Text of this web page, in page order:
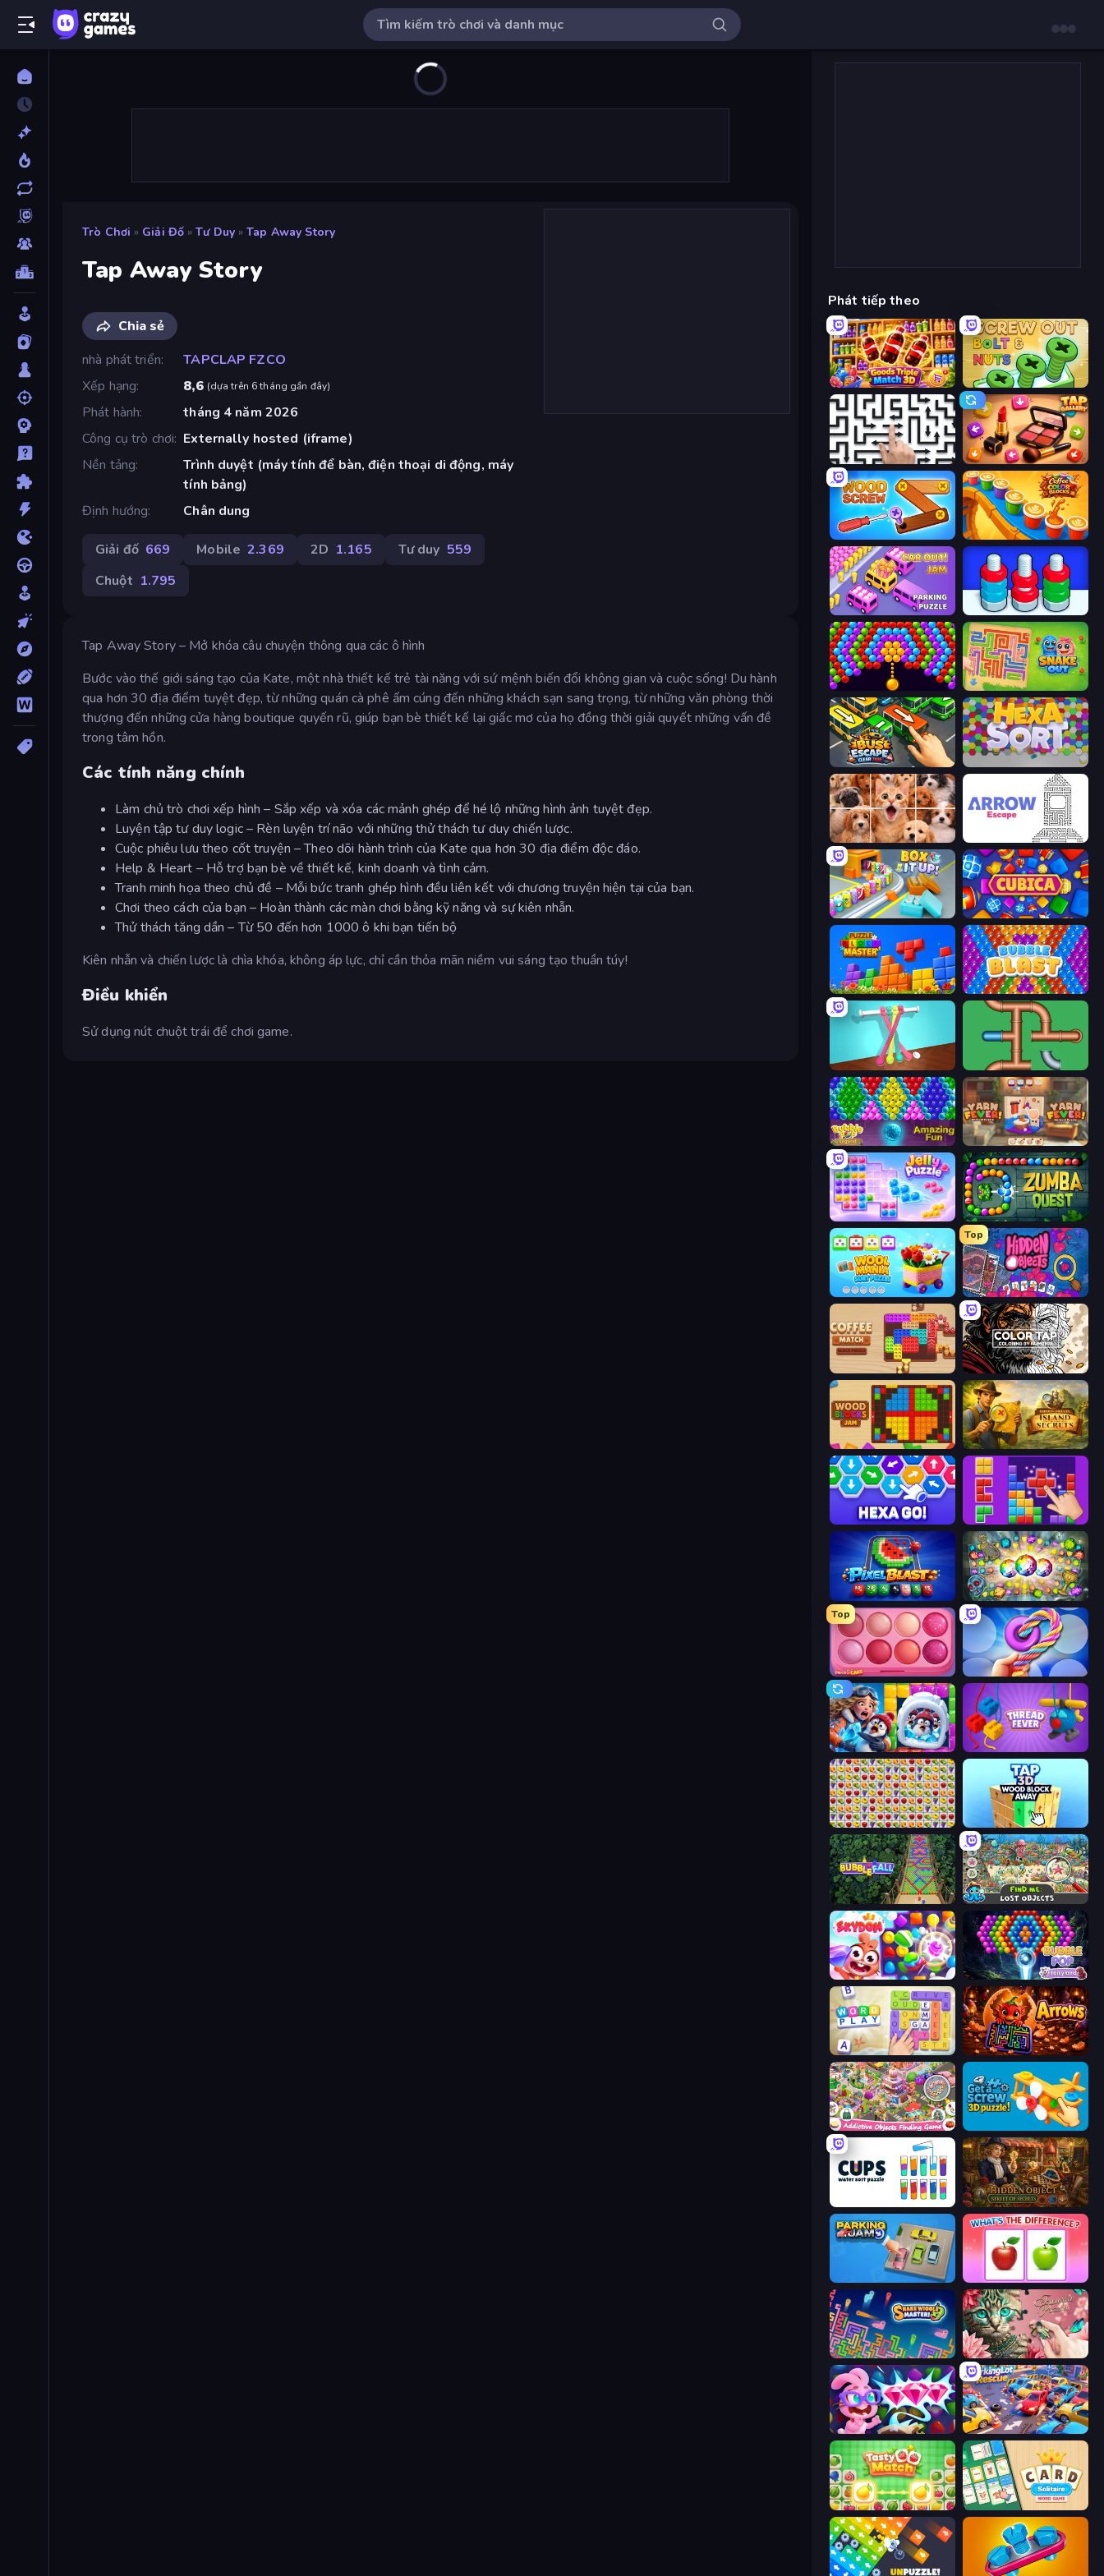
Trò Chơi » Giải Đố » Tư Duy » Tap Away Story
Tap Away Story
Chia sẻ
nhà phát triển
TAPCLAP FZCO
Xếp hạng
8,6 (dựa trên 6 tháng gần đây)
Phát hành
tháng 4 năm 2026
Công cụ trò chơi Externally hosted (iframe)
Nền tảng
Trình duyệt (máy tính để bàn, điện thoại di động, máy
tính bảng)
Định hướng
Chân dung
Giải đố 669 Mobile 2.369 2D 1.165 Tư duy 559
Chuột 1.795
Tap Away Story – Mở khóa câu chuyện thông qua các ô hình
Bước vào thế giới sáng tạo của Kate, một nhà thiết kế trẻ tài năng với sứ mệnh biến đổi không gian và cuộc sống! Du hành
qua hơn 30 địa điểm tuyệt đẹp, từ những quán cà phê ấm cúng đến những khách sạn sang trọng, từ những văn phòng thời
thượng đến những cửa hàng boutique quyến rũ, giúp bạn bè thiết kế lại giấc mơ của họ đồng thời giải quyết những vấn đề
trong tâm hồn.
Các tính năng chính
Làm chủ trò chơi xếp hình – Sắp xếp và xóa các mảnh ghép để hé lộ những hình ảnh tuyệt đẹp.
Luyện tập tư duy logic – Rèn luyện trí não với những thử thách tư duy chiến lược.
Cuộc phiêu lưu theo cốt truyện – Theo dõi hành trình của Kate qua hơn 30 địa điểm độc đáo.
Help & Heart – Hỗ trợ bạn bè về thiết kế, kinh doanh và tình cảm.
Tranh minh họa theo chủ đề – Mỗi bức tranh ghép hình đều liên kết với chương truyện hiện tại của bạn.
Chơi theo cách của bạn – Hoàn thành các màn chơi bằng kỹ năng và sự kiên nhẫn.
Thử thách tăng dần – Từ 50 đến hơn 1000 ô khi bạn tiến bộ
Kiên nhẫn và chiến lược là chìa khóa, không áp lực, chỉ cần thỏa mãn niềm vui sáng tạo thuần túy!
Điều khiển
Sử dụng nút chuột trái để chơi game.
Phát tiếp theo
Goods Triple Match 3D Screw Out: Bolts and Nuts
Arrow Escape: Puzzle Tap Gallery
Wood Screw: Bolts Puzzle Coffee Color Blocks
Car OUT! Jam Parking Puzzle
Bubble Story Snake Out: Maze Escape
Bus Escape: Clear Jam
Jigpic Solitaire Arrow Escape
Box It Up Cubica
Puzzle Block Master Bubble Blast
Tangle Master Plumber Pipe Out
Bubble Pop Legend Yarn Fever! Unravel Puzzle
Jelly Puzzle Zumba Quest
Wool Mania - Sort Puzzle 3D
Top
Hidden Objects
Color Tap: Coloring by Numbers
Wood Blocks Jam Hidden Objects: Island Secrets
Hexa GO! BlockBuster Puzzle
Pixel Blast Forgotten Treasure 2
Top
Piece of Cake: Merge and Bake Twisted Tangle
Captain Blast Thread Fever
Same Game Fruit Collapse
Bubble Fall Find Me: Lost Objects
Skydom Bubble Pop Fairyland
Word Play Arrows
Scavenger Hunt - Hidden Items Get a Screw: 3D Puzzle!
Cups - Water Sort Puzzle Hidden Object: Street Of Secrets
What's The Difference?
Snake Wiggle Master! Favorite Puzzles
Skydom: Reforged ParkingLot Rescue
Tasty Match: Mahjong Pairs